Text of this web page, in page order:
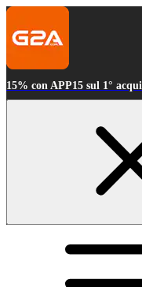
15% con APP15 sul 1°